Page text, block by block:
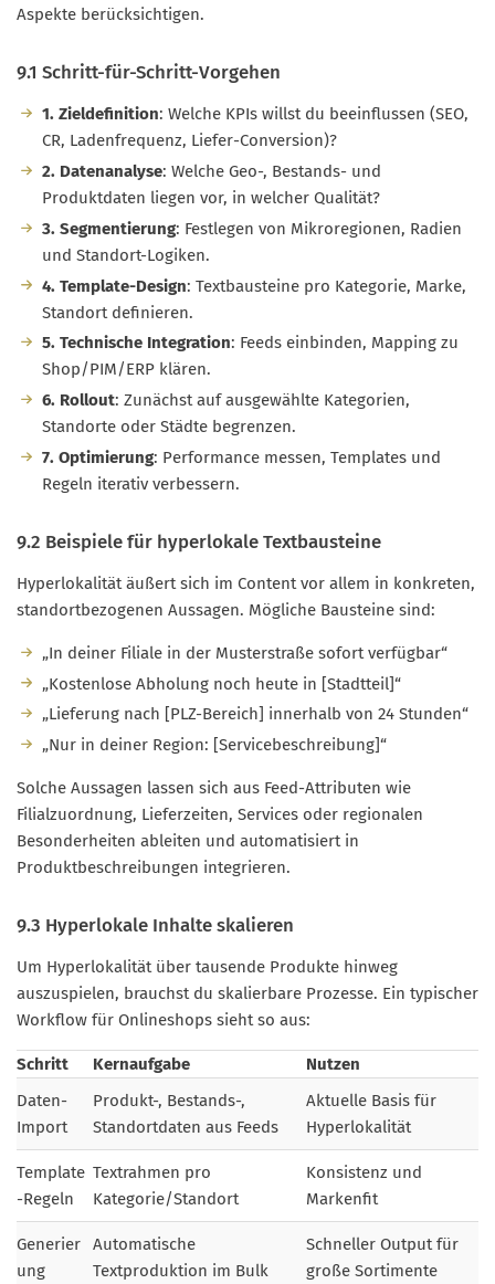
Aspekte berücksichtigen.
9.1 Schritt-für-Schritt-Vorgehen
1. Zieldefinition: Welche KPIs willst du beeinflussen (SEO,
CR, Ladenfrequenz, Liefer-Conversion)?
2. Datenanalyse: Welche Geo-, Bestands- und
Produktdaten liegen vor, in welcher Qualität?
3. Segmentierung: Festlegen von Mikroregionen, Radien
und Standort-Logiken.
4. Template-Design: Textbausteine pro Kategorie, Marke,
Standort definieren.
5. Technische Integration: Feeds einbinden, Mapping zu
Shop/PIM/ERP klären.
6. Rollout: Zunächst auf ausgewählte Kategorien,
Standorte oder Städte begrenzen.
7. Optimierung: Performance messen, Templates und
Regeln iterativ verbessern.
9.2 Beispiele für hyperlokale Textbausteine
Hyperlokalität äußert sich im Content vor allem in konkreten,
standortbezogenen Aussagen. Mögliche Bausteine sind:
„In deiner Filiale in der Musterstraße sofort verfügbar“
„Kostenlose Abholung noch heute in [Stadtteil]“
„Lieferung nach [PLZ-Bereich] innerhalb von 24 Stunden“
„Nur in deiner Region: [Servicebeschreibung]“
Solche Aussagen lassen sich aus Feed-Attributen wie
Filialzuordnung, Lieferzeiten, Services oder regionalen
Besonderheiten ableiten und automatisiert in
Produktbeschreibungen integrieren.
9.3 Hyperlokale Inhalte skalieren
Um Hyperlokalität über tausende Produkte hinweg
auszuspielen, brauchst du skalierbare Prozesse. Ein typischer
Workflow für Onlineshops sieht so aus:
Schritt Kernaufgabe
Nutzen
Daten-
Import
Produkt-, Bestands-,
Standortdaten aus Feeds
Aktuelle Basis für
Hyperlokalität
Template
-Regeln
Textrahmen pro
Kategorie/Standort
Konsistenz und
Markenfit
Generier
ung
Automatische
Textproduktion im Bulk
Schneller Output für
große Sortimente